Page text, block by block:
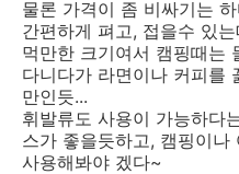
물론 가격이 좀 비싸기는
간편하게 펴고, 접을수 있
먹만한 크기여서 캠핑때는
다니다가 라면이나 커피를
만인듯...
휘발류도 사용이 가능하다
스가 좋을듯하고, 캠핑이나
사용해봐야 겠다~